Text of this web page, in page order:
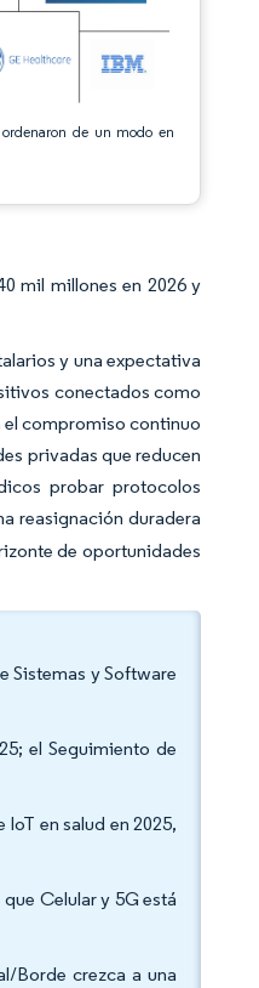
de un modo en
mil millones en 2026 y
y una expectativa
conectados como
el compromiso continuo
privadas que reducen
probar protocolos
reasignación duradera
de oportunidades
Sistemas y Software
el Seguimiento de
en salud en 2025,
Celular y 5G está
Borde crezca a una